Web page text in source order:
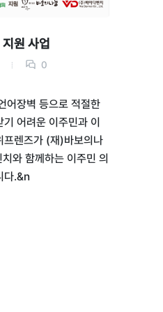
원 사업
0
어장벽 등으로 적절한
어려운 이주민과 이
프렌즈가 (재)바보의나
와 함께하는 이주민 의
다.&n